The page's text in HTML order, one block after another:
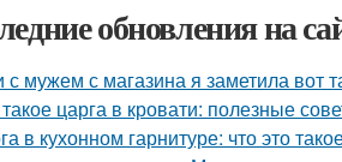
обновления на
мужем с магазина я заметила вот
царга в кровати: полезные
в кухонном гарнитуре: что это